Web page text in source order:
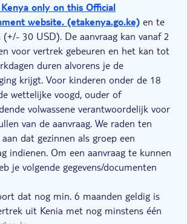
only on this Official
website. (etakenya.go.ke) en te
(+/- 30 USD). De aanvraag kan vanaf 2
voor vertrek gebeuren en het kan tot
duren alvorens je de
krijgt. Voor kinderen onder de 18
wettelijke voogd, ouder of
volwassene verantwoordelijk voor
van de aanvraag. We raden ten
dat gezinnen als groep een
indienen. Om een aanvraag te kunnen
je volgende gegevens/documenten
dat nog min. 6 maanden geldig is
uit Kenia met nog minstens één